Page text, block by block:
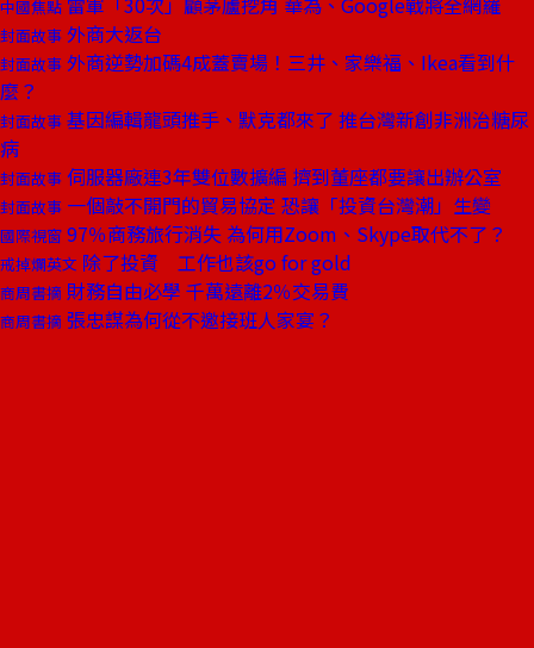
中國焦點
封面故事 外商大返台
封面故事 外商逆勢加碼4成蓋賣場！三井、家樂福、Ikea看到什
麼？
封面故事 基因編輯龍頭推手、默克都來了 推台灣新創非洲治糖尿
病
封面故事 伺服器廠連3年雙位數擴編 擠到董座都要讓出辦公室
封面故事 一個敲不開門的貿易協定 恐讓「投資台灣潮」生變
國際視窗 97％商務旅行消失 為何用Zoom、Skype取代不了？
戒掉爛英文 除了投資 工作也該go for gold
商周書摘 財務自由必學 千萬遠離2％交易費
商周書摘 張忠謀為何從不邀接班人家宴？